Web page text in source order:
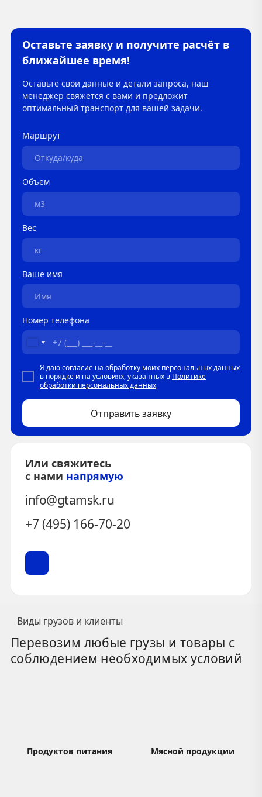
Оставьте заявку и получите расчёт в
ближайшее время!
Оставьте свои данные и детали запроса, наш
менеджер свяжется с вами и предложит
оптимальный транспорт для вашей задачи.
Маршрут
Объем
Вес
Ваше имя
Номер телефона
Я даю согласие на обработку моих персональных данных
в порядке и на условиях, указанных в Политике
обработки персональных данных
Отправить заявку
Или свяжитесь
с нами напрямую
info@gtamsk.ru
+7 (495) 166-70-20
Виды грузов и клиенты
Перевозим любые грузы и товары с
соблюдением необходимых условий
Продуктов питания Мясной продукции